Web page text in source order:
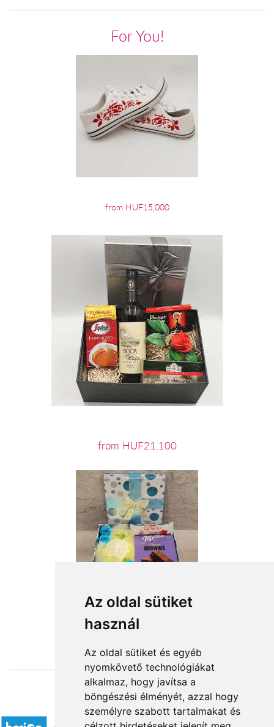
Az oldal sütiket
használ
Az oldal sütiket és egyéb
nyomkövető technológiákat
alkalmaz, hogy javítsa a
böngészési élményét, azzal hogy
személyre szabott tartalmakat és
For You!
from HUF15,000
from HUF21,100
from HUF14,640
Accepted payment methods